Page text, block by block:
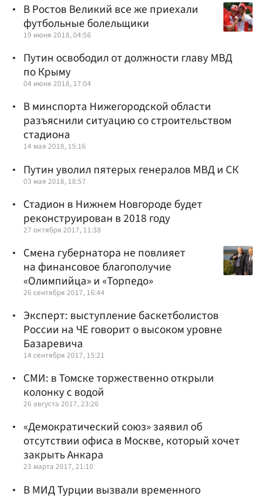
В Ростов Великий все же приехали
футбольные болельщики
19 июня 2018, 04:56
Путин освободил от должности главу МВД
по Крыму
04 июня 2018, 17:04
В минспорта Нижегородской области
разъяснили ситуацию со строительством
стадиона
14 мая 2018, 15:16
Путин уволил пятерых генералов МВД и СК
03 мая 2018, 18:57
Стадион в Нижнем Новгороде будет
реконструирован в 2018 году
27 октября 2017, 11:38
Смена губернатора не повлияет
на финансовое благополучие
«Олимпийца» и «Торпедо»
26 сентября 2017, 16:44
Эксперт: выступление баскетболистов
России на ЧЕ говорит о высоком уровне
Базаревича
14 сентября 2017, 15:21
СМИ: в Томске торжественно открыли
колонку с водой
26 августа 2017, 23:26
«Демократический союз» заявил об
отсутствии офиса в Москве, который хочет
закрыть Анкара
23 марта 2017, 21:10
В МИД Турции вызвали временного